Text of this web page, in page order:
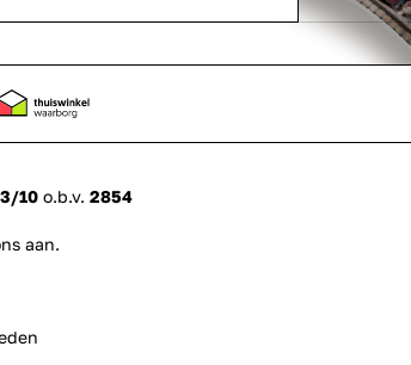
10o.b.v. 2854
aan.